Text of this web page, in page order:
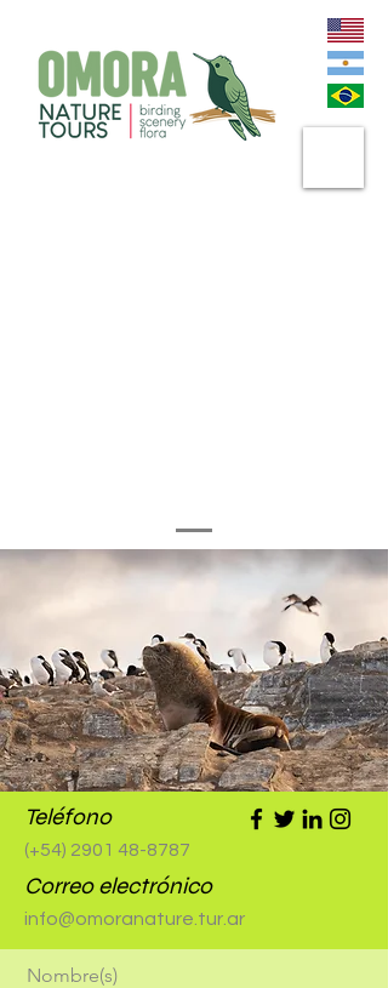
Teléfono
(+54) 2901 48-8787
Correo electrónico
info@omoranature.tur.ar
Nombre(s)